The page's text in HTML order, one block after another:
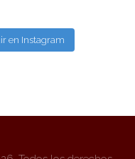
en Instagram